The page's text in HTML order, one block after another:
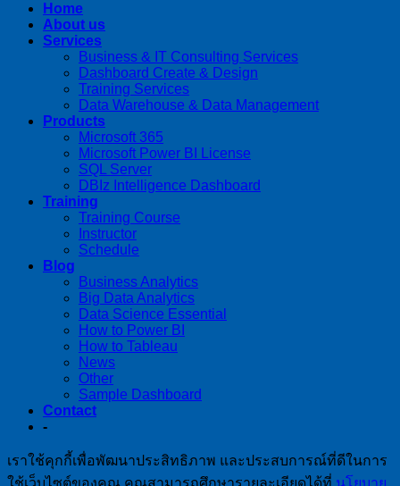
Home
About us
Services
Business & IT Consulting Services
Dashboard Create & Design
Training Services
Data Warehouse & Data Management
Products
Microsoft 365
Microsoft Power BI License
SQL Server
DBIz Intelligence Dashboard
Training
Training Course
Instructor
Schedule
Blog
Business Analytics
Big Data Analytics
Data Science Essential
How to Power BI
How to Tableau
News
Other
Sample Dashboard
Contact
-
เราใช้คุกกี้เพื่อพัฒนาประสิทธิภาพ และประสบการณ์ที่ดีในการ